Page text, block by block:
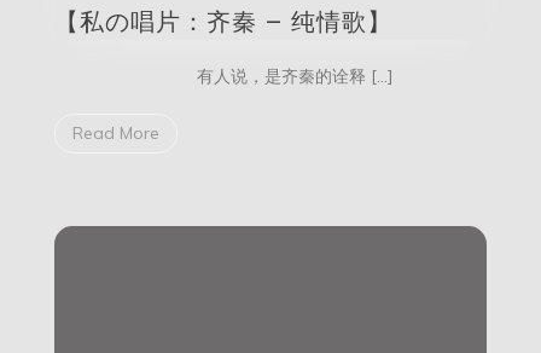
齐
秦
纯
【私の唱片：齐秦 – 纯情歌】
有人说，是齐秦的诠释 […]
Read More